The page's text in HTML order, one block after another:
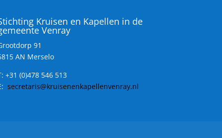
Kruisen en Kapellen in de
Venray
91
AN Merselo
+31 (0)478 546 513
secretaris@kruisenenkapellenvenray.nl